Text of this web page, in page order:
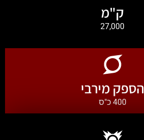
ק"מ
27,000
הספק מירבי
400 כ"ס